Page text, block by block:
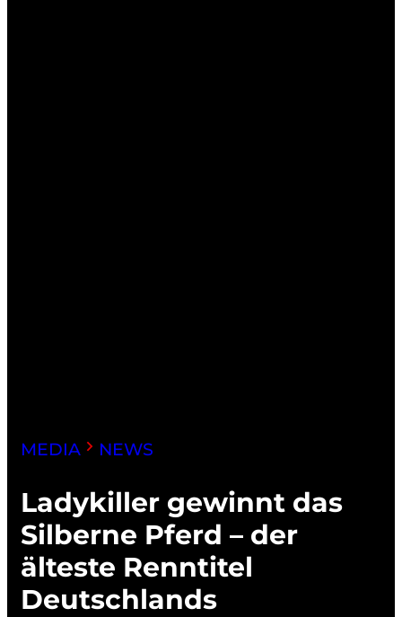
MEDIA NEWS
Ladykiller gewinnt das
Silberne Pferd – der
älteste Renntitel
Deutschlands